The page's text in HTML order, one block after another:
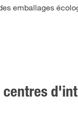
emballages
centres